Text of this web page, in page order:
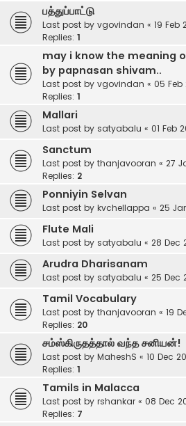
பத்துப்பாட்டு
Last post by vgovindan « 19 Feb
Replies: 1
may i know the meaning
by papnasan shivam..
Last post by vgovindan « 05 Feb
Replies: 1
Mallari
Last post by satyabalu « 01 Feb
Sanctum
Last post by thanjavooran « 27
Replies: 2
Ponniyin Selvan
Last post by kvchellappa « 25
Flute Mali
Last post by satyabalu « 28 Dec
Arudra Dharisanam
Last post by satyabalu « 25 Dec
Tamil Vocabulary
Last post by thanjavooran « 19
Replies: 20
சம்ஸ்கிருதத்தால் வந்த சனியன்!
Last post by MaheshS « 10 Dec
Replies: 1
Tamils in Malacca
Last post by rshankar « 08 Dec
Replies: 7